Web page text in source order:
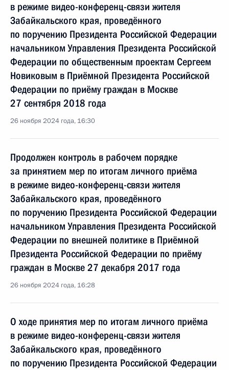
в режиме видео-конференц-связи жителя
Забайкальского края, проведённого
по поручению Президента Российской Федерации
начальником Управления Президента Российской
Федерации по общественным проектам Сергеем
Новиковым в Приёмной Президента Российской
Федерации по приёму граждан в Москве
27 сентября 2018 года
26 ноября 2024 года, 16:30
Продолжен контроль в рабочем порядке
за принятием мер по итогам личного приёма
в режиме видео-конференц-связи жителя
Забайкальского края, проведённого
по поручению Президента Российской Федерации
начальником Управления Президента Российской
Федерации по внешней политике в Приёмной
Президента Российской Федерации по приёму
граждан в Москве 27 декабря 2017 года
26 ноября 2024 года, 16:28
О ходе принятия мер по итогам личного приёма
в режиме видео-конференц-связи жителя
Забайкальского края, проведённого
по поручению Президента Российской Федерации